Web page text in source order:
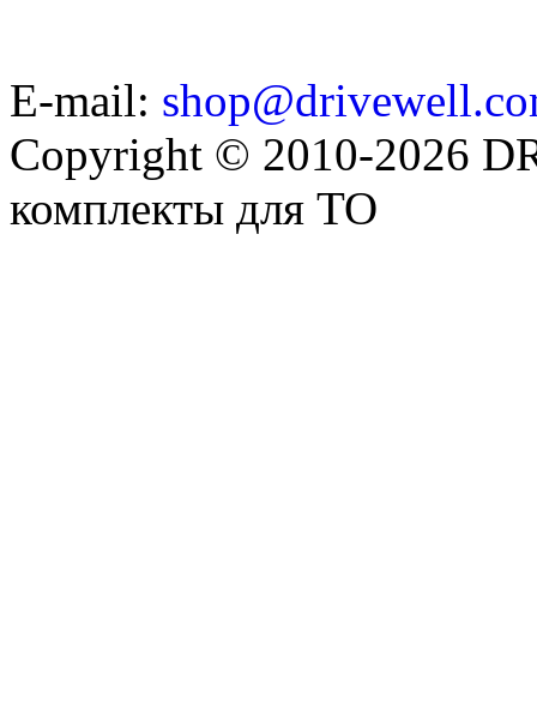
E-mail:
Copyright © 2010-2026
комплекты для ТО